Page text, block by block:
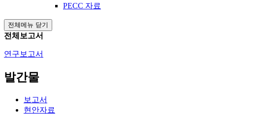
PECC 자료
전체메뉴 닫기
전체보고서
연구보고서
발간물
보고서
현안자료